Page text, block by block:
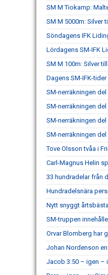
SM M Tiokamp:
SM M 5000m: Silver
Söndagens IFK
Lördagens SM-IFK
SM M 100m: Silver
Dagens SM-IFK-tider
SM-nerräkningen
SM-nerräkningen
SM-nerräkningen
SM-nerräkningen
Tove Olsson tvåa i
Carl-Magnus Helin
33 hundradelar från
Hundradelsnära
Nytt snyggt
SM-truppen
Orvar Blomberg har
Johan Nordenson
Jacob 3:50 – igen –